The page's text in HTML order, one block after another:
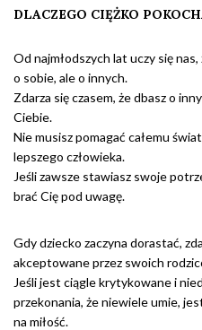
DLACZEGO CIĘŻKO
Od najmłodszych lat uczy się
o sobie, ale o innych.
Zdarza się czasem, że dbasz o
Ciebie.
Nie musisz pomagać całemu
lepszego człowieka.
Jeśli zawsze stawiasz swoje
brać Cię pod uwagę.
Gdy dziecko zaczyna dorastać,
akceptowane przez swoich
Jeśli jest ciągle krytykowane i
przekonania, że niewiele umie,
na miłość.